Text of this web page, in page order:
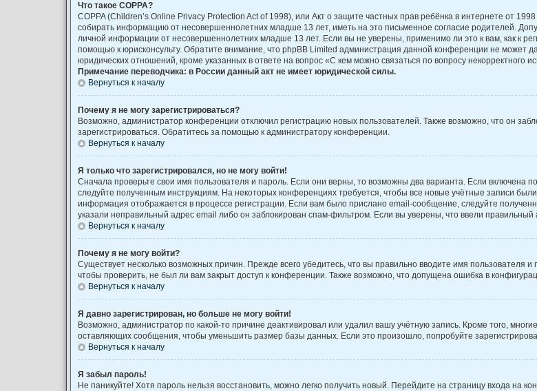
Что такое COPPA?
COPPA (Children’s Online Privacy Protection Act of 1998), или Акт о защите частных прав ребёнка в интернете от
собирать информацию от несовершеннолетних младше 13 лет, иметь на это письменное согласие родителей.
личной информации от несовершеннолетних младше 13 лет. Если вы не уверены, применимо ли это к вам, как к
помощью к юрисконсульту. Обратите внимание, что phpBB Limited администрация данной конференции не может
юридических отношений, кроме указанных в ответе на вопрос «С кем можно связаться по вопросу некорректного
Примечание переводчика: в России данный акт не имеет юридической силы.
Вернуться к началу
Почему я не могу зарегистрироваться?
Возможно, администратор конференции отключил регистрацию новых пользователей. Также возможно, что он
зарегистрироваться. Обратитесь за помощью к администратору конференции.
Вернуться к началу
Я только что зарегистрировался, но не могу войти!
Сначала проверьте свои имя пользователя и пароль. Если они верны, то возможны два варианта. Если включена
следуйте полученным инструкциям. На некоторых конференциях требуется, чтобы все новые учётные записи
информация отображается в процессе регистрации. Если вам было прислано email-сообщение, следуйте
указали неправильный адрес email либо он заблокирован спам-фильтром. Если вы уверены, что ввели
Вернуться к началу
Почему я не могу войти?
Существует несколько возможных причин. Прежде всего убедитесь, что вы правильно вводите имя пользователя
чтобы проверить, не был ли вам закрыт доступ к конференции. Также возможно, что допущена ошибка в
Вернуться к началу
Я давно зарегистрирован, но больше не могу войти!
Возможно, администратор по какой-то причине деактивировал или удалил вашу учётную запись. Кроме того,
оставляющих сообщения, чтобы уменьшить размер базы данных. Если это произошло, попробуйте
Вернуться к началу
Я забыл пароль!
Не паникуйте! Хотя пароль нельзя восстановить, можно легко получить новый. Перейдите на страницу входа на